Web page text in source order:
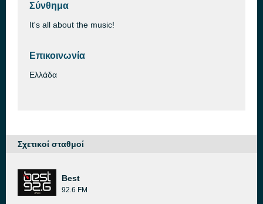
Σύνθημα
It's all about the music!
Επικοινωνία
Ελλάδα
Σχετικοί σταθμοί
Best
92.6 FM